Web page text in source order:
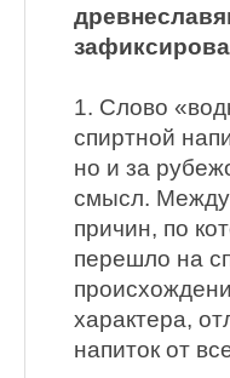
1. Слово
спиртной
но и за
смысл. Между
причин, по
перешло на
характера,
напиток от